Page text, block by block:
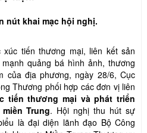
nút khai mạc hội nghị.
tiến thương mại, liên kết sản
quảng bá hình ảnh, thương
của địa phương, ngày 28/6, Cục
Thương phối hợp các đơn vị liên
tiến thương mại và phát triển
Trung. Hội nghị thu hút sự
là đại diện lãnh đạo Bộ Công